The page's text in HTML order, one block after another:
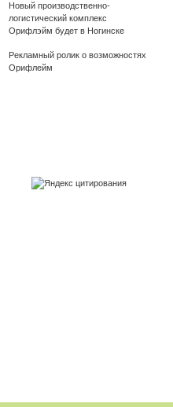
Новый производственно-
логистический комплекс
Орифлэйм будет в Ногинске
Рекламный ролик о возможностях
Орифлейм